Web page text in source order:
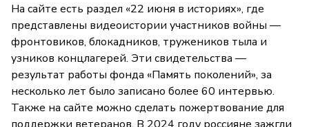
На сайте есть раздел «22 июня в историях», где
представлены видеоистории участников войны —
фронтовиков, блокадников, тружеников тыла и
узников концлагерей. Эти свидетельства —
результат работы фонда «Память поколений», за
несколько лет было записано более 60 интервью.
Также на сайте можно сделать пожертвование для